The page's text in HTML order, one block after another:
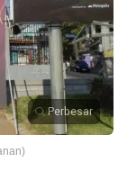
Perbesar